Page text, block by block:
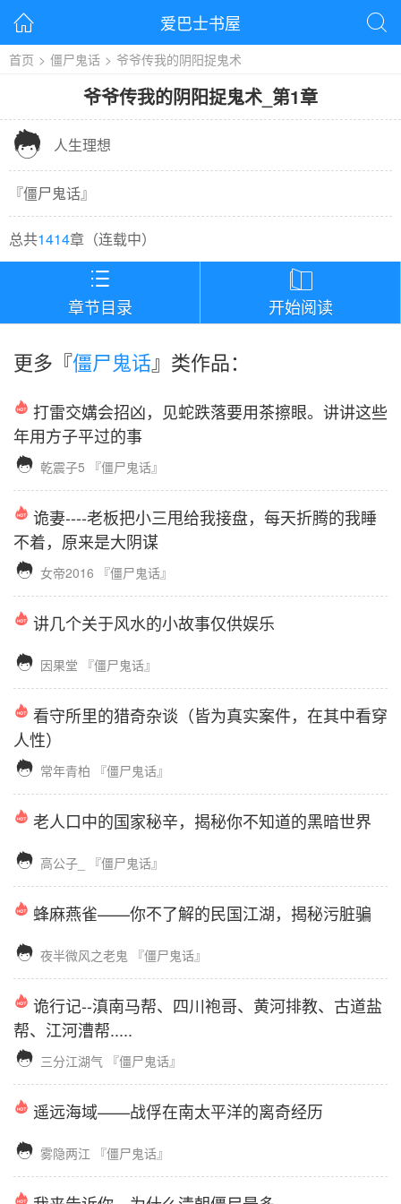
 爱巴士书屋 
首页 > 僵尸鬼话 > 爷爷传我的阴阳捉鬼术
爷爷传我的阴阳捉鬼术 第1章
 人生理想
『僵尸鬼话』
总共1414章（连载中）

章节目录

开始阅读
更多『僵尸鬼话』类作品：
打雷交媾会招凶，见蛇跌落要用茶擦眼。讲讲这些
年用方子平过的事
 乾震子5 『僵尸鬼话』
诡妻----老板把小三甩给我接盘，每天折腾的我睡
不着，原来是大阴谋
 女帝2016 『僵尸鬼话』
讲几个关于风水的小故事仅供娱乐
 因果堂 『僵尸鬼话』
看守所里的猎奇杂谈（皆为真实案件，在其中看穿
人性）
 常年青柏 『僵尸鬼话』
老人口中的国家秘辛，揭秘你不知道的黑暗世界
 高公子_ 『僵尸鬼话』
蜂麻燕雀——你不了解的民国江湖，揭秘污脏骗
 夜半微风之老鬼 『僵尸鬼话』
诡行记--滇南马帮、四川袍哥、黄河排教、古道盐
帮、江河漕帮.....
 三分江湖气 『僵尸鬼话』
遥远海域——战俘在南太平洋的离奇经历
 雾隐两江 『僵尸鬼话』